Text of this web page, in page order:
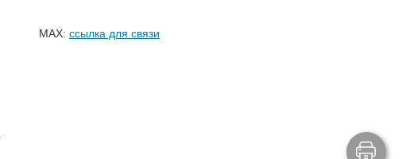
MAX: ссылка для связи